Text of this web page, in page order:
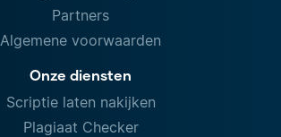
Partners
Algemene voorwaarden
Onze diensten
Scriptie laten nakijken
Plagiaat Checker